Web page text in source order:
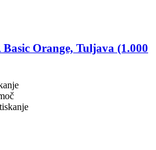
Orange, Tuljava (1.000